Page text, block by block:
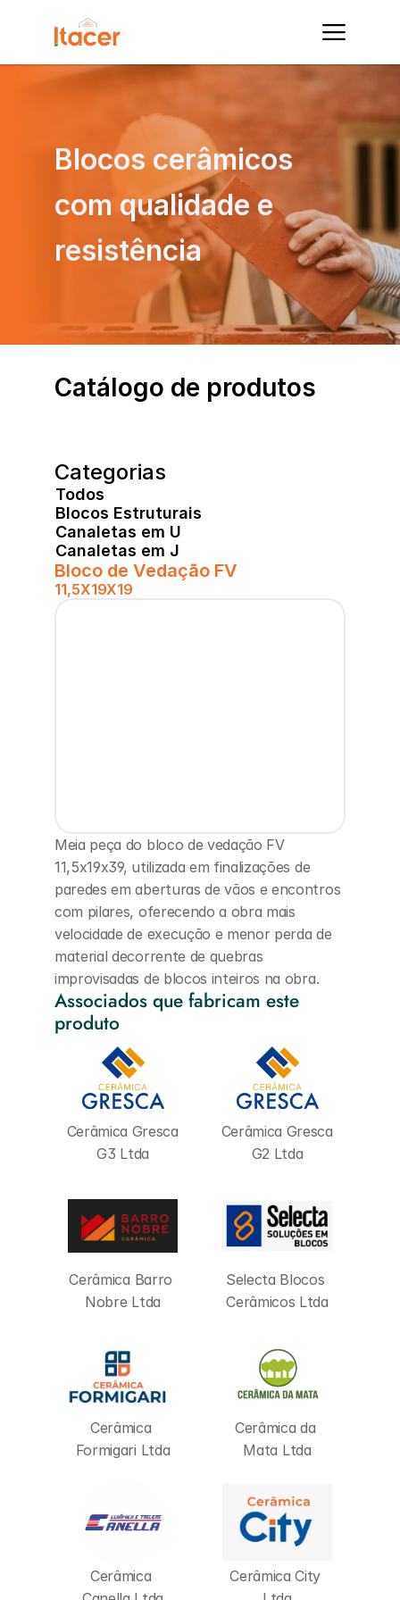
Catálogo de produtos
Bloco de Vedação FV
11,5X19X19
Meia peça do bloco de vedação FV
11,5x19x39, utilizada em finalizações de
paredes em aberturas de vãos e encontros
com pilares, oferecendo a obra mais
velocidade de execução e menor perda de
material decorrente de quebras
improvisadas de blocos inteiros na obra.
Associados que fabricam este
produto
Cerâmica Gresca
G3 Ltda
Cerâmica Gresca
G2 Ltda
Cerâmica Barro
Nobre Ltda
Selecta Blocos
Cerâmicos Ltda
Cerâmica
Formigari Ltda
Cerâmica da
Mata Ltda
Cerâmica
Cerâmica City
Categorias
Todos
Blocos Estruturais
Canaletas em U
Canaletas em J
Blocos cerâmicos
com qualidade e
resistência